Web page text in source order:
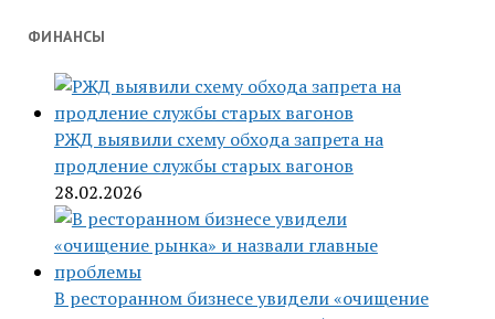
ФИНАНСЫ
РЖД выявили схему обхода запрета на
продление службы старых вагонов
28.02.2026
В ресторанном бизнесе увидели «очищение